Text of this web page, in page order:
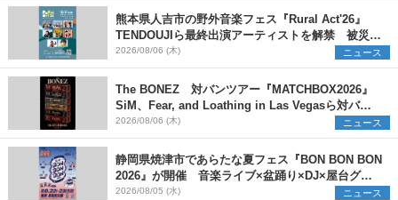
熊本県人吉市の野外音楽フェス『Rural Act'26』
TENDOUJIら最終出演アーティストを解禁 被災地
支援プロジェクトの始動も発表
2026/08/06 (木) ニュース
The BONEZ 対バンツアー『MATCHBOX2026』
SiM、Fear, and Loathing in Las Vegasら対バン
アーティストを一斉解禁
2026/08/06 (木) ニュース
静岡県焼津市であらたな夏フェス『BON BON BON
2026』が開催 音楽ライブ×盆踊り×DJ×屋台グル
メ×ランタンナイトで彩る2日間
2026/08/05 (水) ニュース